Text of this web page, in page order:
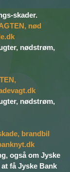
skader.
nød
nødstrøm,
nødstrøm,
brandbil
også om Jyske
få Jyske Bank